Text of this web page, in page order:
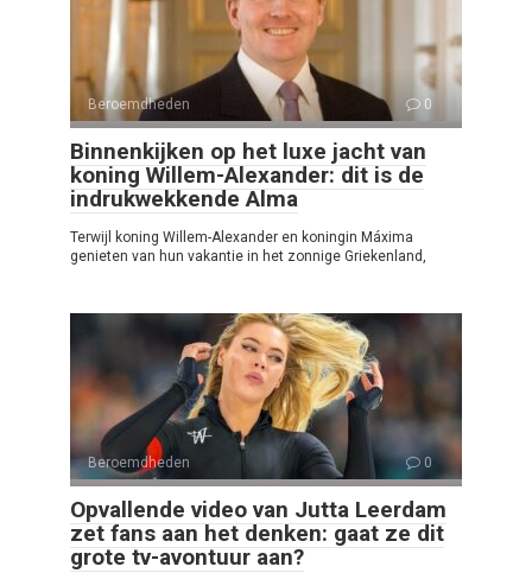
Beroemdheden 0
Binnenkijken op het luxe jacht van
koning Willem-Alexander: dit is de
indrukwekkende Alma
Terwijl koning Willem-Alexander en koningin Máxima
genieten van hun vakantie in het zonnige Griekenland,
Beroemdheden 0
Opvallende video van Jutta Leerdam
zet fans aan het denken: gaat ze dit
grote tv-avontuur aan?